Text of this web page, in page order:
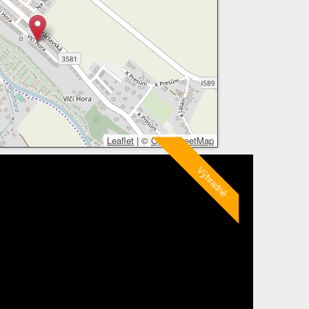
Leaflet | © OpenStreetMap